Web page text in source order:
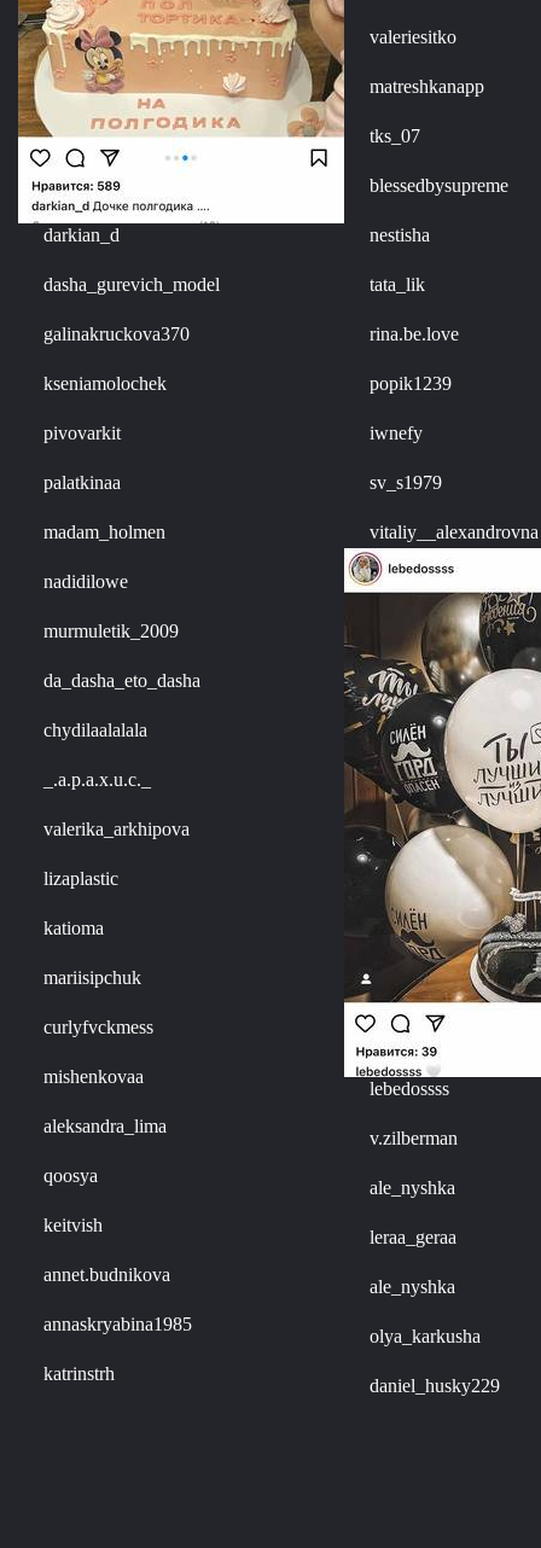
darkian_d
dasha_gurevich_model
galinakruckova370
kseniamolochek
pivovarkit
palatkinaa
madam_holmen
nadidilowe
murmuletik_2009
da_dasha_eto_dasha
chydilaalalala
_.a.p.a.x.u.c._
valerika_arkhipova
lizaplastic
katioma
mariisipchuk
curlyfvckmess
mishenkovaa
aleksandra_lima
qoosya
keitvish
annet.budnikova
annaskryabina1985
katrinstrh
valeriesitko
matreshkanapp
tks_07
blessedbysupreme
nestisha
tata_lik
rina.be.love
popik1239
iwnefy
sv_s1979
vitaliy__alexandrovna
lebedossss
v.zilberman
ale_nyshka
leraa_geraa
ale_nyshka
olya_karkusha
daniel_husky229